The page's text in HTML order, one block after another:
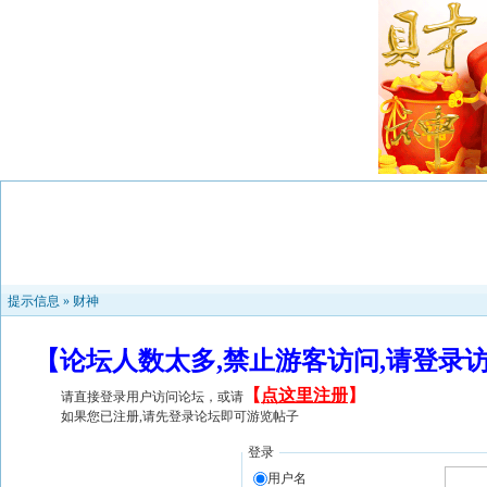
提示信息 » 财神
【论坛人数太多,禁止游客访问,请登
请直接登录用户访问论坛，或请 【 点这里注册】
如果您已注册,请先登录论坛即可游览帖子
登录
用户名